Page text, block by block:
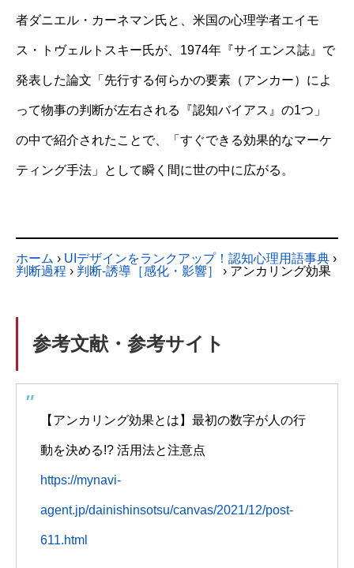
者ダニエル・カーネマン氏と、米国の心理学者エイモ
ス・トヴェルトスキー氏が、1974年『サイエンス誌』で
発表した論文「先行する何らかの要素（アンカー）によ
って物事の判断が左右される『認知バイアス』の1つ」
の中で紹介されたことで、「すぐできる効果的なマーケ
ティング手法」として瞬く間に世の中に広がる。
ホーム › UIデザインをランクアップ！認知心理用語事典 ›
判断過程 › 判断-誘導［感化・影響］ › アンカリング効果
参考文献・参考サイト
【アンカリング効果とは】最初の数字が人の行
動を決める!? 活用法と注意点
https://mynavi-
agent.jp/dainishinsotsu/canvas/2021/12/post-
611.html